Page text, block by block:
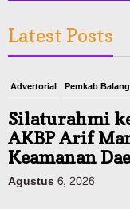
Latest Posts
Advertorial Pemkab
Silaturahmi
AKBP Arif
Keamanan
Agustus 6, 2026